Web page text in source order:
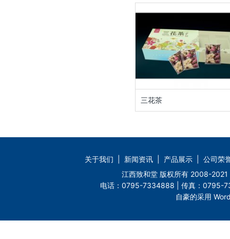
三花茶
关于我们 新闻资讯 产品展示
公司荣
江西致和堂 版权所有 2008-
电话：0795-7334888 | 传真：0795-
自豪的采用